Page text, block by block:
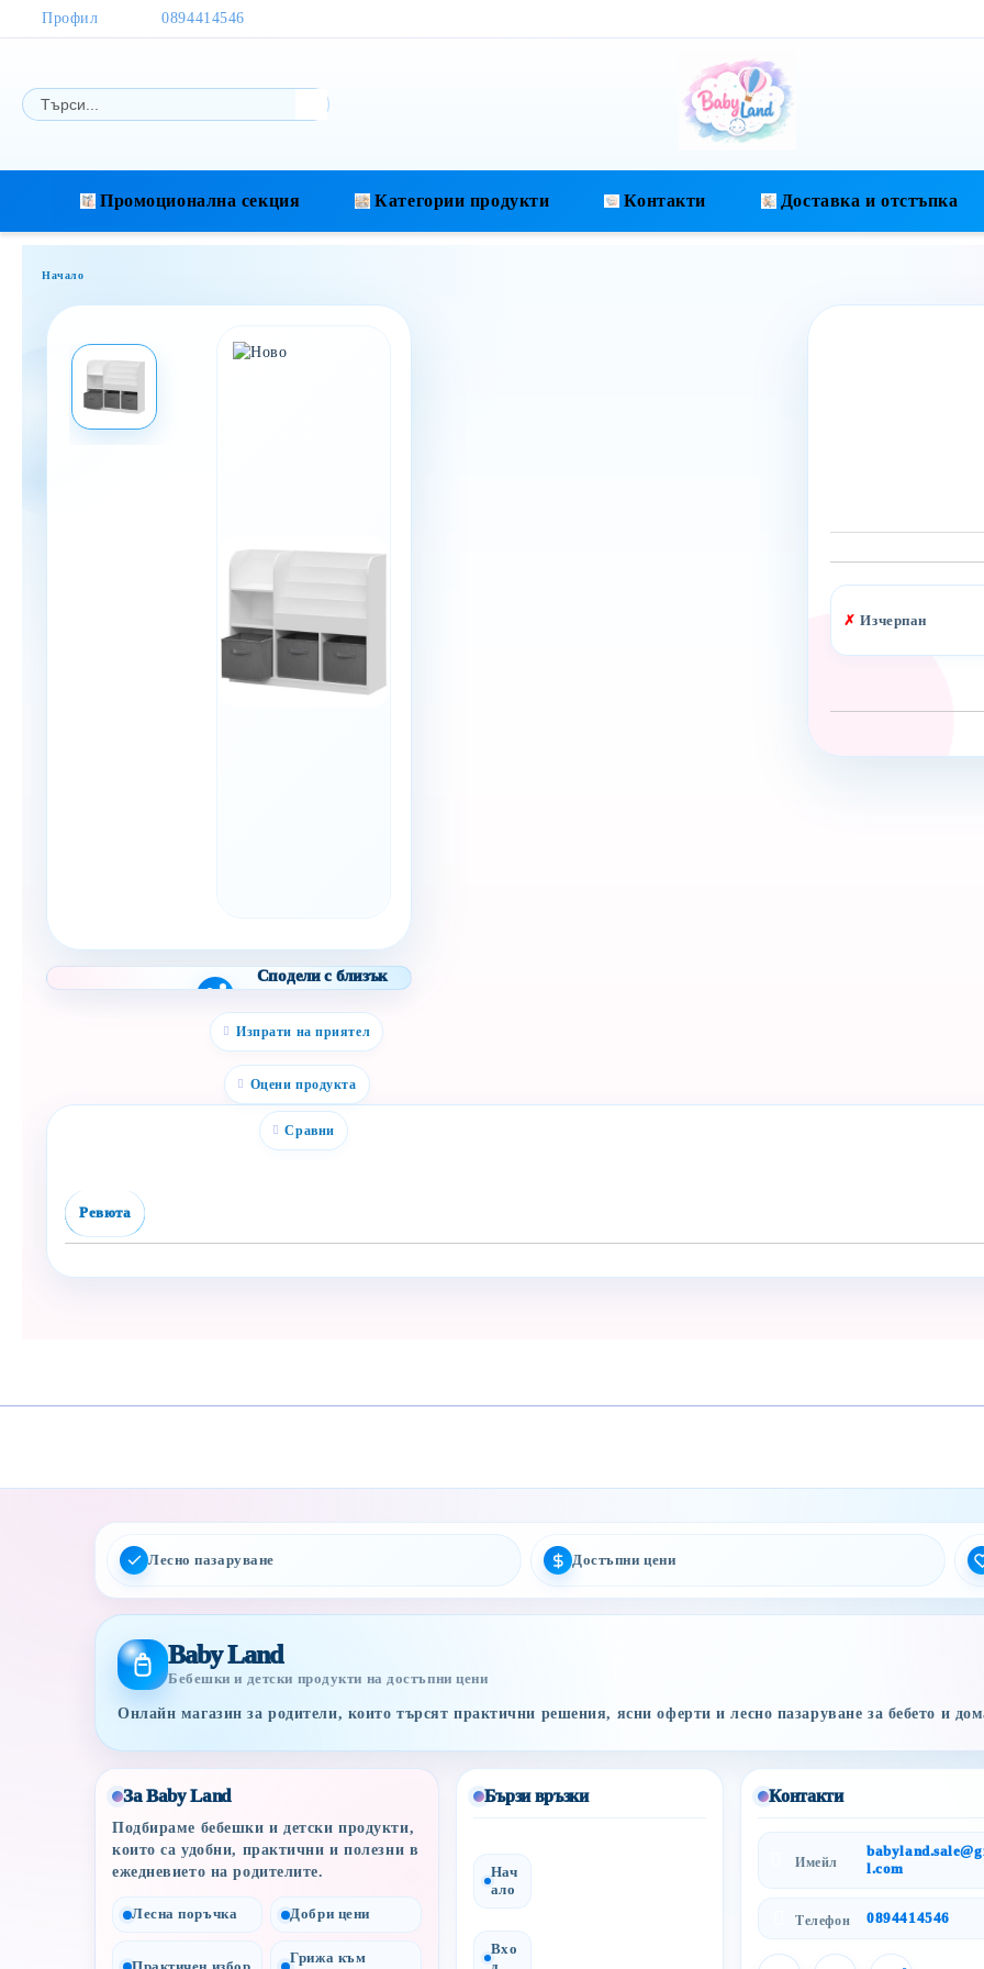
Профил 0894414546
Промоционална секция Категории продукти Контакти Доставка и отстъпка
Начало
✗ Изчерпан
Сподели с близък
бебе? Изпрати го бързо.
Facebook Viber
WhatsApp
Копирай линк
Изпрати на приятел
Оцени продукта
Сравни
Ревюта
Лесно пазаруване Достъпни цени
Baby Land
Бебешки и детски продукти на достъпни цени
Онлайн магазин за родители, които търсят практични решения, ясни оферти и лесно пазаруване за бебето и
За Baby Land
Подбираме бебешки и детски продукти,
които са удобни, практични и полезни в
ежедневието на родителите.
Лесна поръчка Добри цени
Грижа към
Бързи връзки
Нач
ало
Вхо
Контакти
Имейл
l.com
Телефон 0894414546